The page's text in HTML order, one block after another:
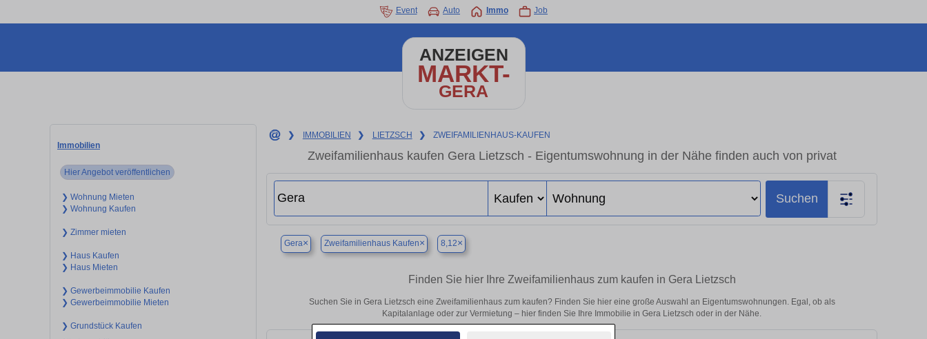
Event Auto Immo Job
ANZEIGEN
MARKT-
GERA
Immobilien
Hier Angebot veröffentlichen
❯ Wohnung Mieten
❯ Wohnung Kaufen
❯ Zimmer mieten
❯ Haus Kaufen
❯ Haus Mieten
❯ Gewerbeimmobilie Kaufen
❯ Gewerbeimmobilie Mieten
❯ Grundstück Kaufen
❯ IMMOBILIEN ❯ LIETZSCH ❯ ZWEIFAMILIENHAUS-KAUFEN
Zweifamilienhaus kaufen Gera Lietzsch - Eigentumswohnung in der Nähe finden auch von privat
Suchen
Gera× Zweifamilienhaus Kaufen× 8,12×
Finden Sie hier Ihre Zweifamilienhaus zum kaufen in Gera Lietzsch
Suchen Sie in Gera Lietzsch eine Zweifamilienhaus zum kaufen? Finden Sie hier eine große Auswahl an Eigentumswohnungen. Egal, ob als
Kapitalanlage oder zur Vermietung – hier finden Sie Ihre Immobilie in Gera Lietzsch oder in der Nähe.